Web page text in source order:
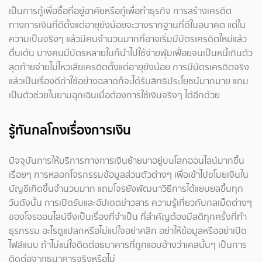
เป็นการกู้เพื่อซื้อที่อยู่อาศัยหรือกู้เพื่อทำธุรกิจ การสร้างเครดิต
ทางการเงินที่ดีตั้งแต่อายุยังน้อยจะวางรากฐานที่ดีในอนาคต แต่ใน
ความเป็นจริงๆ แล้วมีคนจำนวนมากที่อาจเริ่มมีบัตรเครดิตใหม่แล้ว
ตื่นเต้น บางคนมีบัตรหลายใบก็นำไปใช้จ่ายฟุ่มเฟื่อยจนเป็นหนี้เกินตัว
สุดท้ายจ่ายไม่ไหวเสียเครดิตตั้งแต่อายุยังน้อย การมีบัตรเครดิตจริง
แล้วเป็นเรื่องดีถ้าใช้อย่างฉลาดก็จะได้รับสิทธิประโยชน์มากมาย แถม
เป็นตัวช่วยในยามฉุกเฉินเมื่อต้องการใช้เงินจริงๆ ได้อีกด้วย
รู้ทันกลโกงเรื่องการเงิน
ปัจจุบันการให้บริการทางการเงินย้ายมาอยู่บนโลกออนไลน์มากขึ้น
เรื่อยๆ การหลอกโจรกรรมข้อมูลส่วนตัวต่างๆ เพื่อเข้าไปขโมยเงินใน
บัญชีเกิดขึ้นจำนวนมาก แถมโจรยังพัฒนาวิธีการได้แยบยลขึ้นทุก
วันดังนั้น การเปิดรับและอัปเดตข่าวสาร ความรู้เกี่ยวกับกลเม็ดต่างๆ
ของโจรออนไลน์จึงเป็นเรื่องที่จำเป็น ที่สำคัญต้องมีสติทุกครั้งที่ทำ
ธุรกรรม อะไรดูแปลกหรือไม่แน่ใจอย่าคลิก อย่าให้ข้อมูลหรืออย่าเปิด
ไฟล์แนบ ถ้าไม่แน่ใจติดต่อธนาคารที่ถูกแอบอ้างว่าเคสนั้นๆ เป็นการ
ติดต่อจากธนาคารจริงหรือไม่